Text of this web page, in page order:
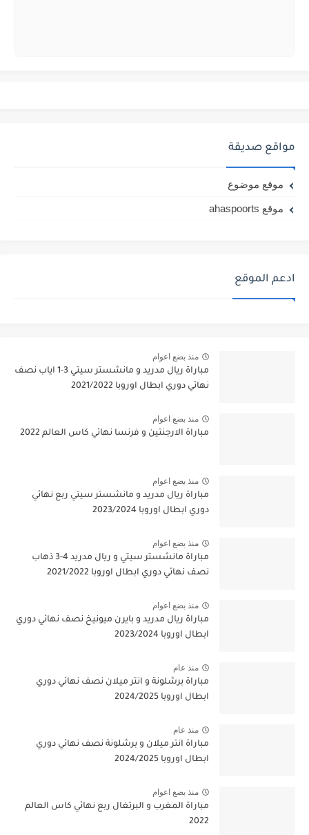
مواقع صديقة
موقع موضوع
موقع ahaspoorts
ادعم الموقع
منذ بضع اعوام
مباراة ريال مدريد و مانشستر سيتي 3-1 اياب نصف
نهائي دوري ابطال اوروبا 2021/2022
منذ بضع اعوام
مباراة الارجنتين و فرنسا نهائي كاس العالم 2022
منذ بضع اعوام
مباراة ريال مدريد و مانشستر سيتي ربع نهائي
دوري ابطال اوروبا 2023/2024
منذ بضع اعوام
مباراة مانشستر سيتي و ريال مدريد 4-3 ذهاب
نصف نهائي دوري ابطال اوروبا 2021/2022
منذ بضع اعوام
مباراة ريال مدريد و بايرن ميونيخ نصف نهائي دوري
ابطال اوروبا 2023/2024
منذ عام
مباراة برشلونة و انتر ميلان نصف نهائي دوري
ابطال اوروبا 2024/2025
منذ عام
مباراة انتر ميلان و برشلونة نصف نهائي دوري
ابطال اوروبا 2024/2025
منذ بضع اعوام
مباراة المغرب و البرتغال ربع نهائي كاس العالم
2022